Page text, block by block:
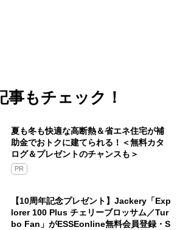
事もチェック！
夏も冬も快適な高断熱＆省エネ住宅が補
助金でおトクに建てられる！＜無料カタ
ログ＆プレゼントのチャンスも＞
PR
【10周年記念プレゼント】Jackery「Exp
lorer 100 Plus チェリーブロッサム／Tur
bo Fan」がESSEonline無料会員登録・S